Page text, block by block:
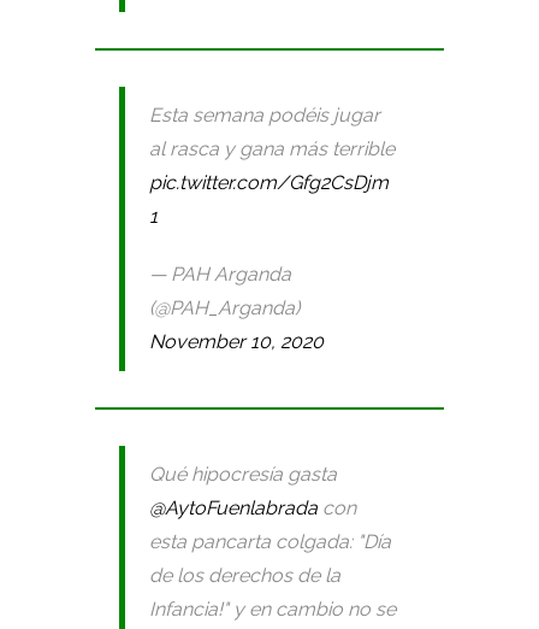
Esta semana podéis jugar
al rasca y gana más terrible
pic.twitter.com/Gfg2CsDjm
1
— PAH Arganda
(@PAH_Arganda)
November 10, 2020
Qué hipocresía gasta
@AytoFuenlabrada con
esta pancarta colgada: "Día
de los derechos de la
Infancia!" y en cambio no se